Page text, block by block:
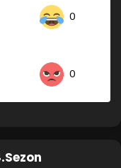
4.Sezon 4.Bölüm
4.Sezon 2.Bölüm
0
0